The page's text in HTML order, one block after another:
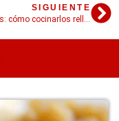
SIGUIENTE